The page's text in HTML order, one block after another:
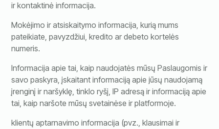
ir kontaktinė informacija.
Mokėjimo ir atsiskaitymo informacija, kurią mums
pateikiate, pavyzdžiui, kredito ar debeto kortelės
numeris.
Informacija apie tai, kaip naudojatės mūsų Paslaugomis ir
savo paskyra, įskaitant informaciją apie jūsų naudojamą
įrenginį ir naršyklę, tinklo ryšį, IP adresą ir informaciją apie
tai, kaip naršote mūsų svetainėse ir platformoje.
klientų aptarnavimo informacija (pvz., klausimai ir